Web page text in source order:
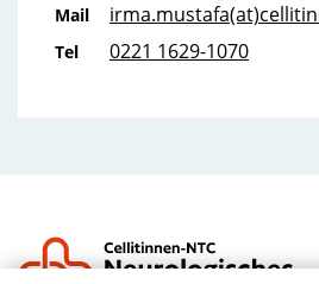
Mail
Tel 0221 1629-1070